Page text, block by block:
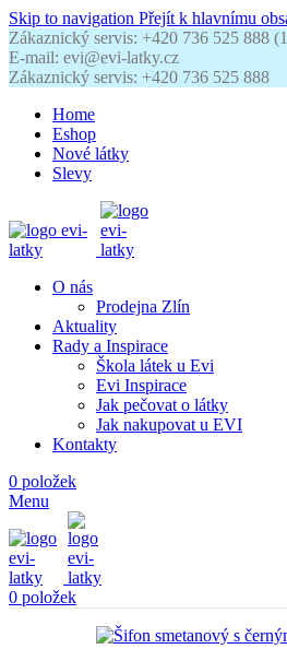
Skip to navigation Přejít k hlavnímu
Zákaznický servis: +420 736 525 888
E-mail: evi@evi-latky.cz
Zákaznický servis: +420 736 525 888
Home
Eshop
Nové látky
Slevy
O nás
Prodejna Zlín
Aktuality
Rady a Inspirace
Škola látek u Evi
Evi Inspirace
Jak pečovat o látky
Jak nakupovat u EVI
Kontakty
0 položek
Menu
0 položek